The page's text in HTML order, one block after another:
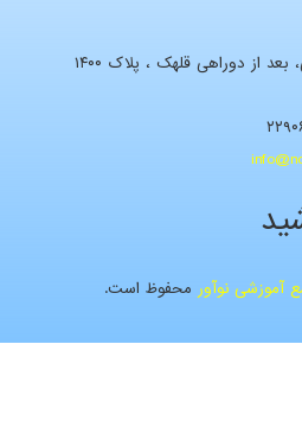
از دوراهی قلهک ، پلاک ۱۴۰۰
آموزشی نوآور محفوظ است.